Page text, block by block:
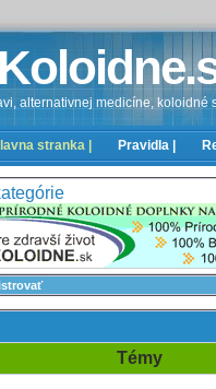
alternativnej medicíne,
stranka | Pravidla |
Témy